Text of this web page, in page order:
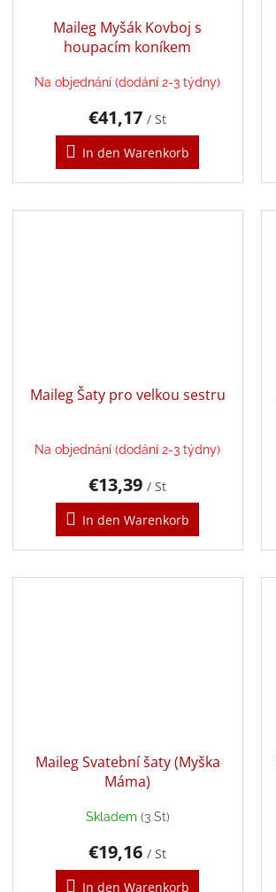
Maileg Myšák Kovboj s
houpacím koníkem
Na objednání (dodání 2-3 týdny)
€41,17/ St
In den Warenkorb
Maileg Šaty pro velkou sestru
Na objednání (dodání 2-3 týdny)
€13,39/ St
In den Warenkorb
Maileg Svatební šaty (Myška
Máma)
Skladem (3 St)
€19,16/ St
In den Warenkorb